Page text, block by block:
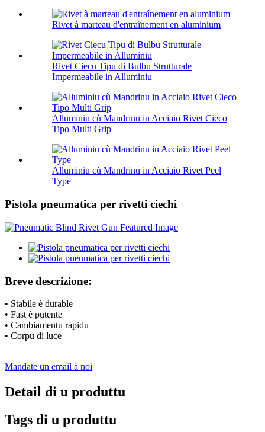
Rivet à marteau d'entraînement en aluminium
Rivet Ciecu Tipu di Bulbu Strutturale
Impermeabile in Alluminiu
Alluminiu cù Mandrinu in Acciaio Rivet Cieco
Tipo Multi Grip
Alluminiu cù Mandrinu in Acciaio Rivet Peel
Type
Pistola pneumatica per rivetti ciechi
Breve descrizione:
• Stabile è durable
• Fast è putente
• Cambiamentu rapidu
• Corpu di luce
Mandate un email à noi
Detail di u produttu
Tags di u produttu